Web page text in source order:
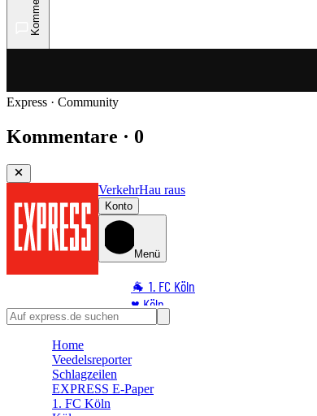
Express · Community
Kommentare · 0
VerkehrHau raus
Konto
Menü
🐐 1. FC Köln
♥️ Köln
⭐ Promi
🛒 Shoppingwelt
🧩 Spiele
Home
Veedelsreporter
Schlagzeilen
EXPRESS E-Paper
1. FC Köln